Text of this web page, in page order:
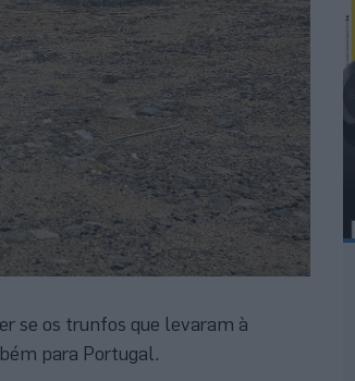
se os trunfos que levaram à
para Portugal.